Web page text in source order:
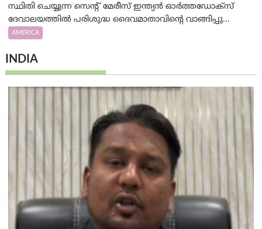
സ്ഥിതി ചെയ്യുന്ന സെന്റ് മേരീസ് ഇന്ത്യൻ ഓർത്തഡോക്സ്
ദേവാലയത്തിൽ പരിശുദ്ധ ദൈവമാതാവിന്റെ വാങ്ങിപ്പു...
AMERICA
INDIA